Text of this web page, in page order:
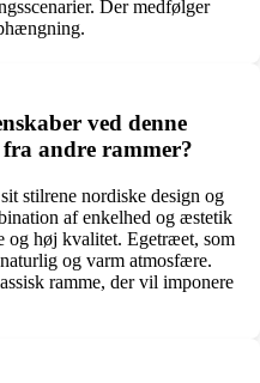
Der medfølger
ved denne
andre rammer?
stilrene nordiske design og
af enkelhed og æstetik
og høj kvalitet. Egetræet, som
og varm atmosfære.
ramme, der vil imponere